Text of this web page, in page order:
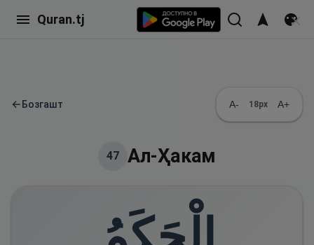
Quran.tj
←Бозгашт A- 18px A+
47 Ал-Ҳакам